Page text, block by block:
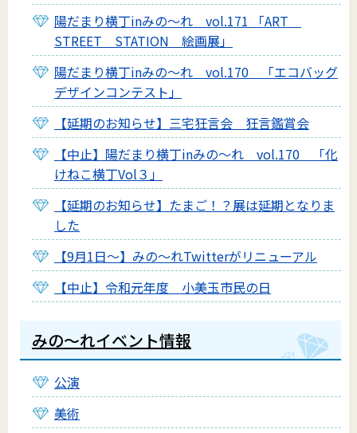
陽だまり横丁inみの～れ vol.171 「ART
STREET STATION 絵画展」
陽だまり横丁inみの～れ vol.170 「エコバッグ
デザインコンテスト」
【延期のお知らせ】三宅狂言会 狂言鑑賞会
【中止】陽だまり横丁inみの～れ vol.170 「化
けねこ横丁Vol３」
【延期のお知らせ】たまご！？展は延期となりま
した
【9月1日～】みの～れTwitterがリニューアル
【中止】令和元年度 小美玉市民の日
みの〜れイベント情報
公演
美術